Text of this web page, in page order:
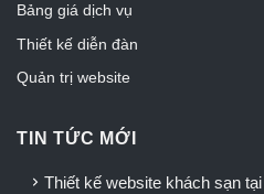
Bảng giá dịch vụ
Thiết kế diễn đàn
Quản trị website
TIN TỨC MỚI
Thiết kế website khách sạn